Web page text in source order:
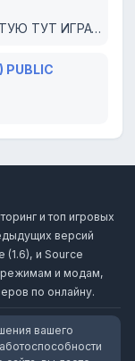
СЕРВЕР ТОП ВСЕМ СОВЕТУЮ ТУТ ИГРАТЬ
PUBLIC
и топ игровых
версий
(1.6), и Source
режимам и модам,
по онлайну.
вашего